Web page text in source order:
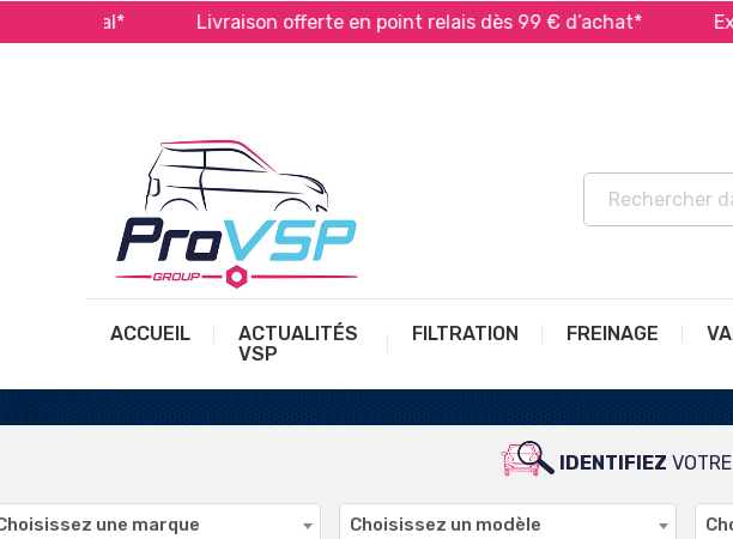
Livraison offerte en point relais dès 99 € d’achat*
ACCUEIL
ACTUALITÉS
VSP
FILTRATION FREINAGE
IDENTIFIEZ
une marque Choisissez un modèle